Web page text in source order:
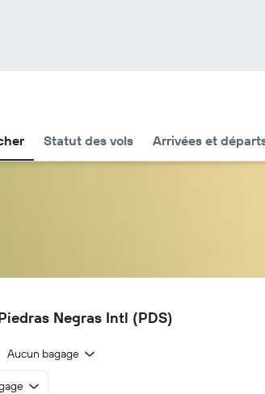
Statut des vols Arrivées et
Negras Intl (PDS)
Aucun bagage